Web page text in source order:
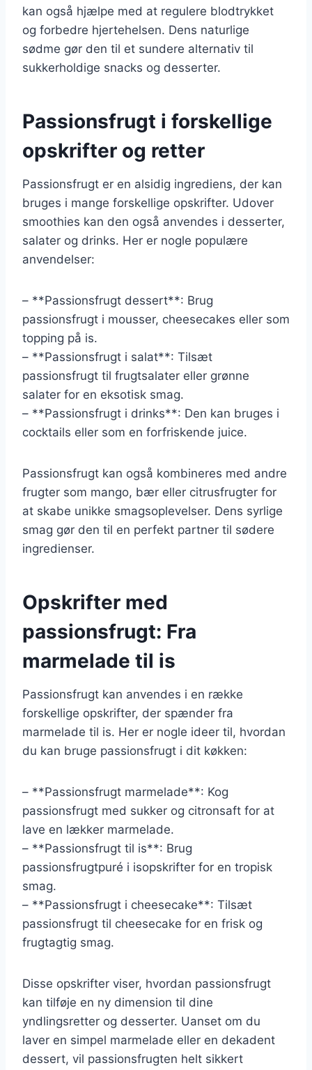
kan også hjælpe med at regulere blodtrykket
og forbedre hjertehelsen. Dens naturlige
sødme gør den til et sundere alternativ til
sukkerholdige snacks og desserter.
Passionsfrugt i forskellige
opskrifter og retter
Passionsfrugt er en alsidig ingrediens, der kan
bruges i mange forskellige opskrifter. Udover
smoothies kan den også anvendes i desserter,
salater og drinks. Her er nogle populære
anvendelser:
– **Passionsfrugt dessert**: Brug
passionsfrugt i mousser, cheesecakes eller som
topping på is.
– **Passionsfrugt i salat**: Tilsæt
passionsfrugt til frugtsalater eller grønne
salater for en eksotisk smag.
– **Passionsfrugt i drinks**: Den kan bruges i
cocktails eller som en forfriskende juice.
Passionsfrugt kan også kombineres med andre
frugter som mango, bær eller citrusfrugter for
at skabe unikke smagsoplevelser. Dens syrlige
smag gør den til en perfekt partner til sødere
ingredienser.
Opskrifter med
passionsfrugt: Fra
marmelade til is
Passionsfrugt kan anvendes i en række
forskellige opskrifter, der spænder fra
marmelade til is. Her er nogle ideer til, hvordan
du kan bruge passionsfrugt i dit køkken:
– **Passionsfrugt marmelade**: Kog
passionsfrugt med sukker og citronsaft for at
lave en lækker marmelade.
– **Passionsfrugt til is**: Brug
passionsfrugtpuré i isopskrifter for en tropisk
smag.
– **Passionsfrugt i cheesecake**: Tilsæt
passionsfrugt til cheesecake for en frisk og
frugtagtig smag.
Disse opskrifter viser, hvordan passionsfrugt
kan tilføje en ny dimension til dine
yndlingsretter og desserter. Uanset om du
laver en simpel marmelade eller en dekadent
dessert, vil passionsfrugten helt sikkert